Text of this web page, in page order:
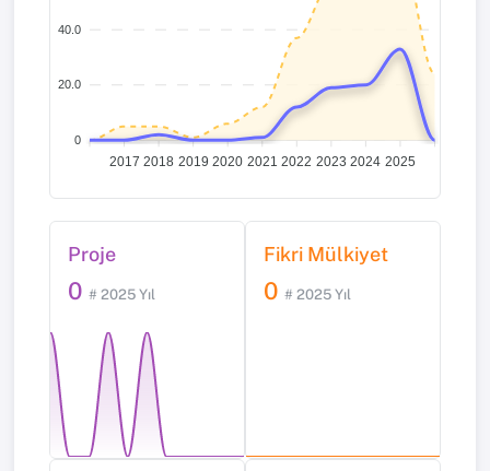
40.0
20.0
0
2017 2018 2019 2020 2021 2022 2023 2024 2025
Proje
0 # 2025 Yıl
Fikri Mülkiyet
0 # 2025 Yıl